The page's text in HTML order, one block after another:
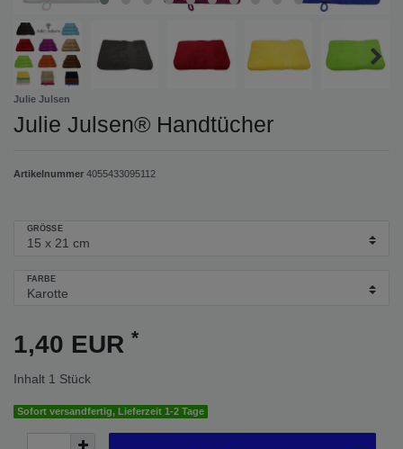
Julie Julsen
Julie Julsen® Handtücher
Artikelnummer 4055433095112
GRÖSSE
FARBE
1,40 EUR *
Inhalt 1 Stück
Sofort versandfertig, Lieferzeit 1-2 Tage